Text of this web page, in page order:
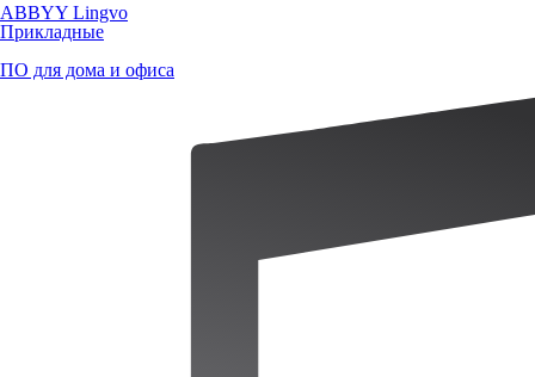
ABBYY Lingvo
Прикладные
ПО для дома и офиса